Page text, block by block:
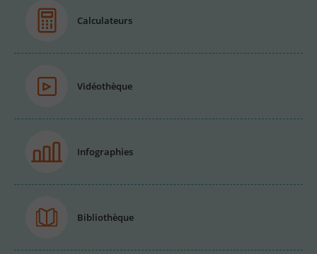
Calculateurs
Vidéothèque
Infographies
Bibliothèque